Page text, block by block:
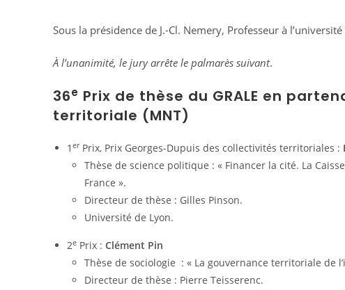
Sous la présidence de J.-Cl. Nemery, Professeur à
À l’unanimité, le jury arrête le palmarès suivant.
36e Prix de thèse du GRALE en
territoriale (MNT)
1 erPrix, Prix Georges-Dupuis des collectivités territoriales :
Thèse de science politique : « Financer la cité. La
France ».
Directeur de thèse : Gilles Pinson.
Université de Lyon.
2ePrix : Clément Pin
Thèse de sociologie : « La gouvernance territoriale de
Directeur de thèse : Pierre Teisserenc.